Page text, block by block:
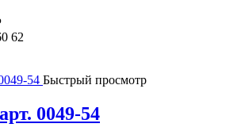
62
Быстрый просмотр
0049-54